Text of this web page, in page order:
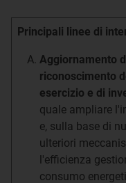
Principali linee di
Aggiornamento
riconoscimento
esercizio e di
quale ampliare
e, sulla base di
ulteriori
l'efficienza
consumo